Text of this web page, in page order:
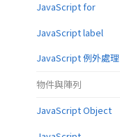
JavaScript for
JavaScript label
JavaScript 例外處理
物件與陣列
JavaScript Object